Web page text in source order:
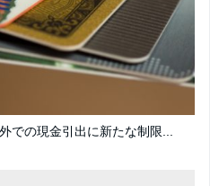
での現金引出に新たな制限...